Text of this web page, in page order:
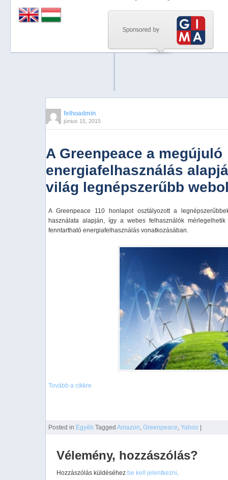
felhoadmin
június 15, 2015
A Greenpeace a megújuló
energiafelhasználás
világ legnépszerűbb
A Greenpeace 110 honlapot osztályozott a
használata alapján, így a webes felhasználók
fenntartható energiafelhasználás vonatkozásában.
Tovább a cikkre
Posted in Egyéb Tagged Amazon, Greenpeace, Yahoo
Vélemény, hozzászólás?
Hozzászólás küldéséhez be kell jelentkezni.